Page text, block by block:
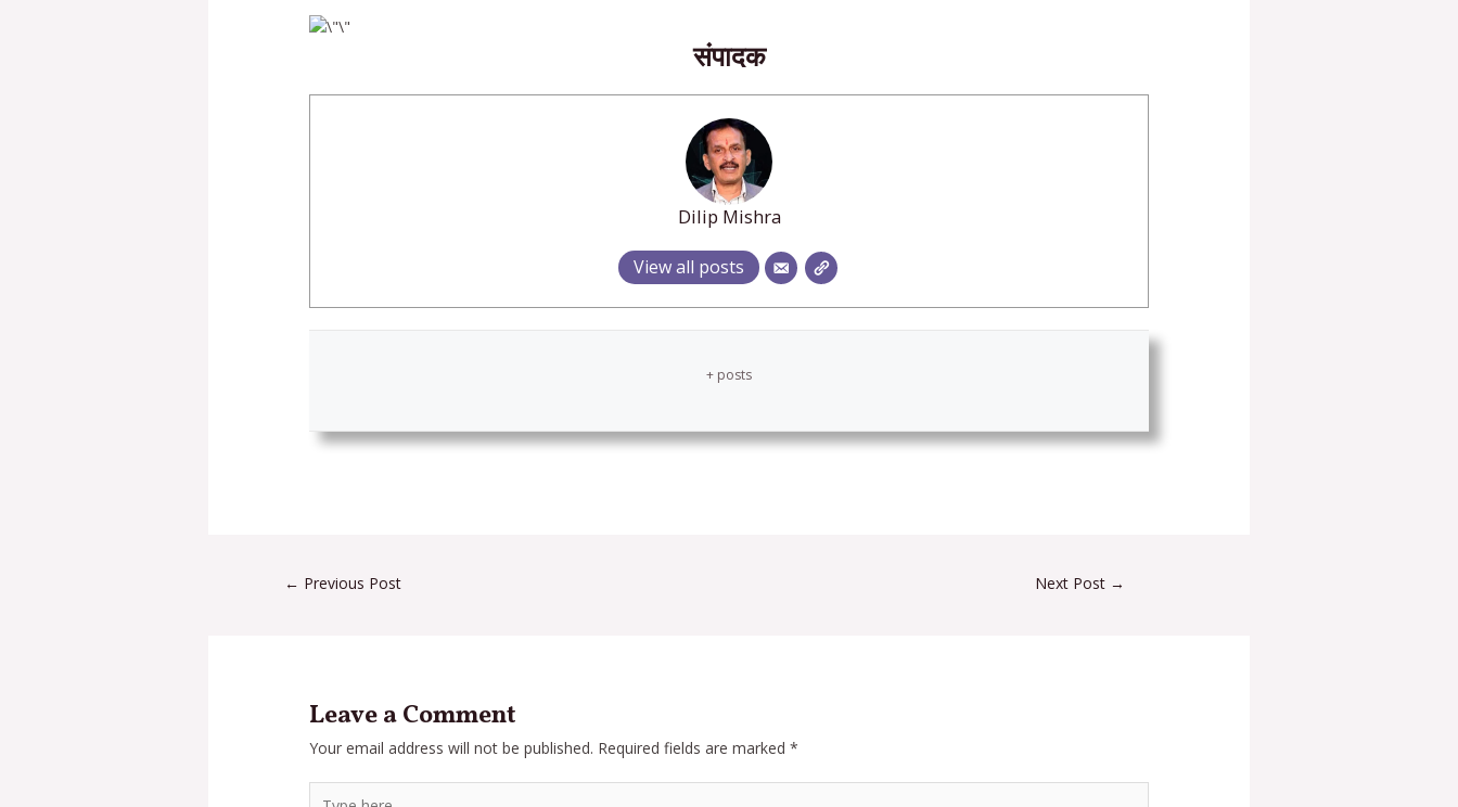
संपादक
Dilip Mishra
View all posts
+ posts
← Previous Post Next Post →
Leave a Comment
Your email address will not be published. Required fields are marked*